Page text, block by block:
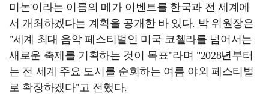
미논'이라는 이름의 메가 이벤트를 한국과 전 세계에
서 개최하겠다는 계획을 공개한 바 있다. 박 위원장은
"세계 최대 음악 페스티벌인 미국 코첼라를 넘어서는
새로운 축제를 기획하는 것이 목표"라며 "2028년부터
는 전 세계 주요 도시를 순회하는 여름 야외 페스티벌
로 확장하겠다"고 전했다.